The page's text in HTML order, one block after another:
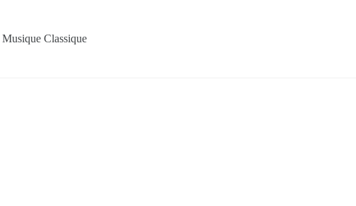
Musique Classique